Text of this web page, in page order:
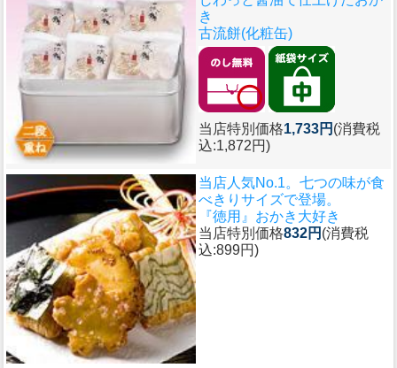
き
古流餅(化粧缶)
当店特別価格1,733円 (消費税
込:1,872円)
当店人気No.1。七つの味が食
べきりサイズで登場。
『徳用』おかき大好き
当店特別価格832円 (消費税
込:899円)